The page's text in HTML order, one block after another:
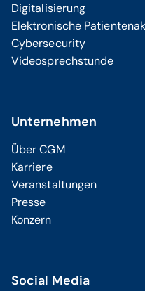
Digitalisierung
Elektronische
Cybersecurity
Videosprechstunde
Unternehmen
Über CGM
Karriere
Veranstaltungen
Presse
Konzern
Social Media